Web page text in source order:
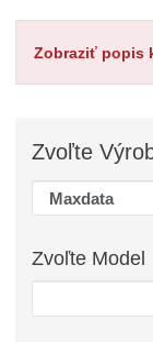
Zobraziť popis
Zvoľte
Zvoľte Model